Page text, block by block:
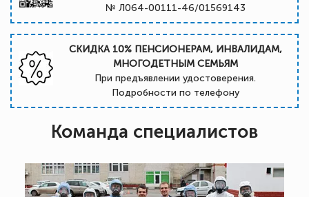
№ Л064-00111-46/01569143
СКИДКА 10% ПЕНСИОНЕРАМ, ИНВАЛИДАМ,
МНОГОДЕТНЫМ СЕМЬЯМ
При предъявлении удостоверения.
Подробности по телефону
Команда специалистов